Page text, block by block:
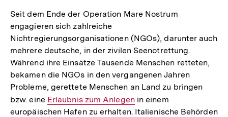
Seit dem Ende der Operation Mare Nostrum
engagieren sich zahlreiche
Nichtregierungsorganisationen (NGOs), darunter auch
mehrere deutsche, in der zivilen Seenotrettung.
Während ihre Einsätze Tausende Menschen retteten,
bekamen die NGOs in den vergangenen Jahren
Probleme, gerettete Menschen an Land zu bringen
bzw. eine Interner
Link:
Erlaubnis zum Anlegenin einem
europäischen Hafen zu erhalten. Italienische Behörden